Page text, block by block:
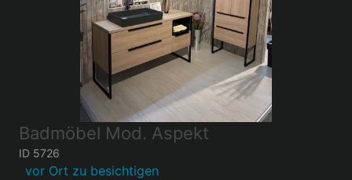
Badmöbel Mod. Aspekt
ID 5726
vor Ort zu besichtigen